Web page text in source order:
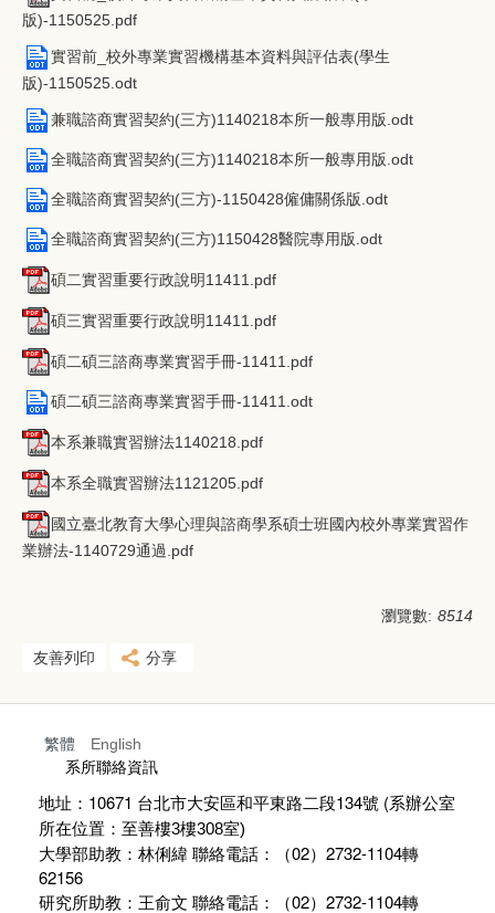
版)-1150525.pdf
實習前_校外專業實習機構基本資料與評估表(學生
版)-1150525.odt
兼職諮商實習契約(三方)1140218本所一般專用版.odt
全職諮商實習契約(三方)1140218本所一般專用版.odt
全職諮商實習契約(三方)-1150428僱傭關係版.odt
全職諮商實習契約(三方)1150428醫院專用版.odt
碩二實習重要行政說明11411.pdf
碩三實習重要行政說明11411.pdf
碩二碩三諮商專業實習手冊-11411.pdf
碩二碩三諮商專業實習手冊-11411.odt
本系兼職實習辦法1140218.pdf
本系全職實習辦法1121205.pdf
國立臺北教育大學心理與諮商學系碩士班國內校外專業實習作
業辦法-1140729通過.pdf
瀏覽數: 8514
友善列印 分享
繁體
English
系所聯絡資訊
地址：10671 台北市大安區和平東路二段134號 (系辦公室
所在位置：至善樓3樓308室)
大學部助教：林俐緯 聯絡電話：（02）2732-1104轉
62156
研究所助教：王俞文 聯絡電話：（02）2732-1104轉